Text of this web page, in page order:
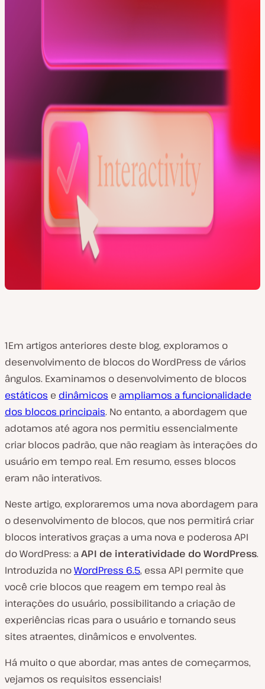
1Em artigos anteriores deste blog, exploramos o
desenvolvimento de blocos do WordPress de vários
ângulos. Examinamos o desenvolvimento de blocos
estáticos e dinâmicos e ampliamos a funcionalidade
dos blocos principais. No entanto, a abordagem que
adotamos até agora nos permitiu essencialmente
criar blocos padrão, que não reagiam às interações do
usuário em tempo real. Em resumo, esses blocos
eram não interativos.
Neste artigo, exploraremos uma nova abordagem para
o desenvolvimento de blocos, que nos permitirá criar
blocos interativos graças a uma nova e poderosa API
do WordPress: a API de interatividade do WordPress.
Introduzida noWordPress 6.5, essa API permite que
você crie blocos que reagem em tempo real às
interações do usuário, possibilitando a criação de
experiências ricas para o usuário e tornando seus
sites atraentes, dinâmicos e envolventes.
Há muito o que abordar, mas antes de começarmos,
vejamos os requisitos essenciais!